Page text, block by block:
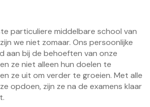
particuliere middelbare school van
we niet zomaar. Ons persoonlijke
aan bij de behoeften van onze
ze niet alleen hun doelen te
ze uit om verder te groeien. Met alle
opdoen, zijn ze na de examens klaar